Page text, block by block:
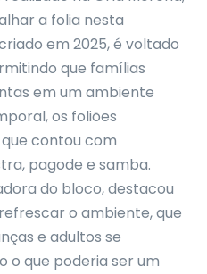
a folia nesta
em 2025, é voltado
que famílias
em um ambiente
os foliões
contou com
pagode e samba.
do bloco, destacou
o ambiente, que
e adultos se
o que poderia ser um